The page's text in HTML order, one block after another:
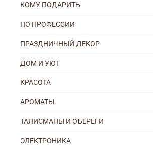
КОМУ ПОДАРИТЬ
ПО ПРОФЕССИИ
ПРАЗДНИЧНЫЙ ДЕКОР
ДОМ И УЮТ
КРАСОТА
АРОМАТЫ
ТАЛИСМАНЫ И ОБЕРЕГИ
ЭЛЕКТРОНИКА